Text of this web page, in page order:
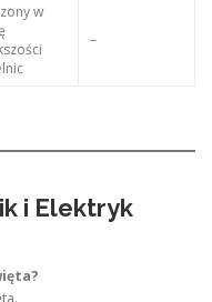
w
–
i Elektryk